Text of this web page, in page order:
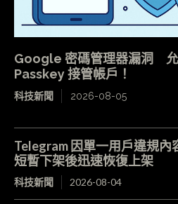
Google 密碼管理器漏洞 允
Passkey 接管帳戶！
科技新聞 2026-08-05
Telegram 因單一用戶違規內
短暫下架後迅速恢復上架
科技新聞 2026-08-04